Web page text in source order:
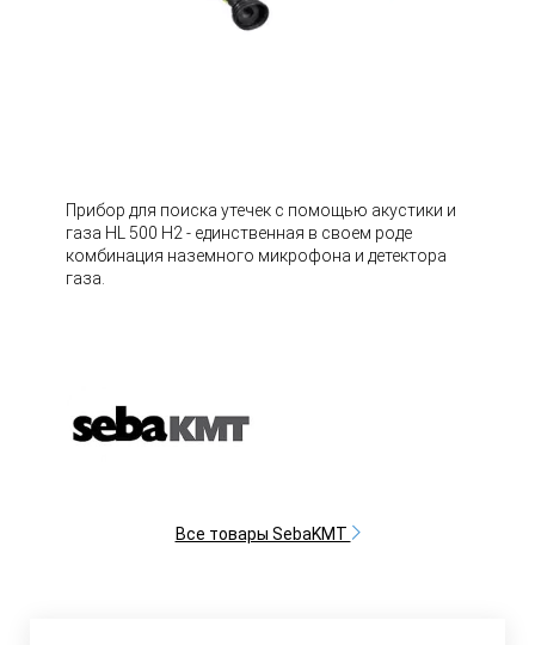
Прибор для поиска утечек с помощью акустики и
газа HL 500 H2 - единственная в своем роде
комбинация наземного микрофона и детектора
газа.
Все товары SebaKMT